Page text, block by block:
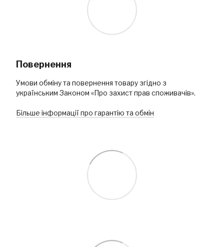
Повернення
Умови обміну та повернення товару згідно з
українським Законом «Про захист прав споживачів».
Більше інформації про гарантію та обмін